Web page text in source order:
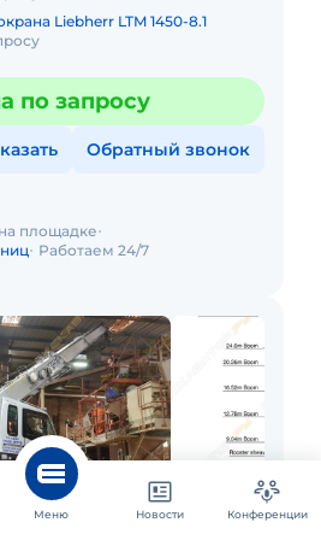
Liebherr LTM 1450-8.1
по запросу
Обратный звонок
площадке
Работаем 24/7
Меню Новости Конференции